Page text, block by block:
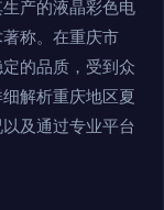
产的液晶彩色电
称。在重庆市
的品质，受到众
解析重庆地区夏
及通过专业平台